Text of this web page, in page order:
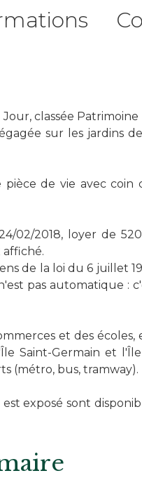
classée
sur les jardins
de vie avec coin
02/2018, loyer de
de la loi du 6 juillet
pas automatique :
et des
Saint-Germain et
(métro, bus, tramway).
exposé sont